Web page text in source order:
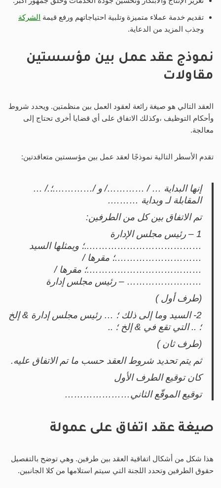
تقديم خدمة عملاء متميزة وتلبية احتياجاتهم ورفع قيمة الشركة
وجذب المزيد من الدعاية.
نموذج عقد عمل بين مؤسستين
مقاولات
العقد التالي هو صيغة رائعة لعقود العمل بين منظمتين. ويحدد شروط
وأحكام التوظيف ،وكذلك الاتفاق على أي قضايا أخرى تحتاج إلى
معالجة.
تقدم الأسطر التالية نموذجًا لعقد عمل بين مؤسستين متعاقدتين:
إنها البداية … / …………/ و /………….؛./ …
المقابلة لـ وبداية ……….
تم الاتفاق بين كل من الطرفين:
1 – رئيس مجلس الإدارة
………………………………..؛ ويمثلها السيد
……………………….؛ مقرها /
……………………………….؛ مقرها /
…………………… – رئيس مجلس إدارة
(طرف أول )
2- السيد وما إلى ذلك ؛ … رئيس مجلس إدارة & إلخ
؛ .. التي تقع في & إلخ ؛ ..
(طرف ثان )
ثم يتم تحديد شروط العقد حسب ما تم الاتفاق عليه.
كان توقيع الطرف الأول
توقيع الموقّع الثاني…………………
صيغة عقد اتفاق على عمولة
هذا شكل من أشكال اتفاقية العقد بين طرفين. وهي توضح بالتفصيل
حقوق الطرفين وتحدد اللجنة التي سيتم استلامها من كلا الجانبين.